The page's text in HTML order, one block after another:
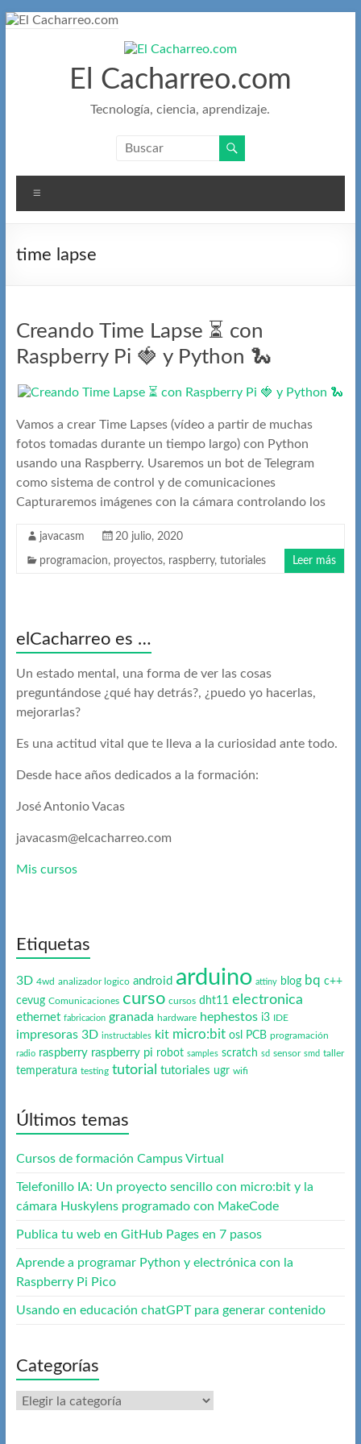
Saltar
El Cacharreo.com
Tecnología, ciencia, aprendizaje.
time lapse
Creando Time Lapse ⏳ con
Raspberry Pi 🍓 y Python 🐍
Vamos a crear Time Lapses (vídeo a partir de muchas
fotos tomadas durante un tiempo largo) con Python
usando una Raspberry. Usaremos un bot de Telegram
como sistema de control y de comunicaciones
Capturaremos imágenes con la cámara controlando los
javacasm 20 julio, 2020
programacion, proyectos, raspberry, tutoriales Leer más
elCacharreo es …
Un estado mental, una forma de ver las cosas
preguntándose ¿qué hay detrás?, ¿puedo yo hacerlas,
mejorarlas?
Es una actitud vital que te lleva a la curiosidad ante todo.
Desde hace años dedicados a la formación:
José Antonio Vacas
javacasm@elcacharreo.com
Mis cursos
Etiquetas
3D 4wd analizador logico android arduino attiny blog bq c++
cevug Comunicaciones curso cursos dht11 electronica
ethernet fabricacion granada hardware hephestos i3 IDE
impresoras 3D instructables kit micro:bit osl PCB programación
radio raspberry raspberry pi robot samples scratch sd sensor smd taller
temperatura testing tutorial tutoriales ugr wifi
Últimos temas
Cursos de formación Campus Virtual
Telefonillo IA: Un proyecto sencillo con micro:bit y la
cámara Huskylens programado con MakeCode
Publica tu web en GitHub Pages en 7 pasos
Aprende a programar Python y electrónica con la
Raspberry Pi Pico
Usando en educación chatGPT para generar contenido
Categorías
Categorías